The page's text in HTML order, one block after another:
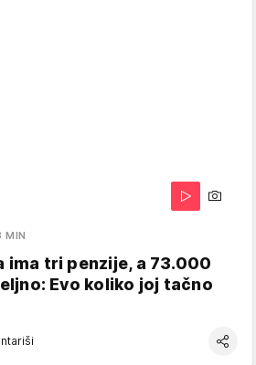
MIN
ima tri penzije, a 73.000
Evo koliko joj tačno